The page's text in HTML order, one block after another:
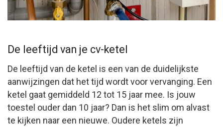
De leeftijd van je cv-ketel
De leeftijd van de ketel is een van de duidelijkste
aanwijzingen dat het tijd wordt voor vervanging. Een
ketel gaat gemiddeld 12 tot 15 jaar mee. Is jouw
toestel ouder dan 10 jaar? Dan is het slim om alvast
te kijken naar een nieuwe. Oudere ketels zijn